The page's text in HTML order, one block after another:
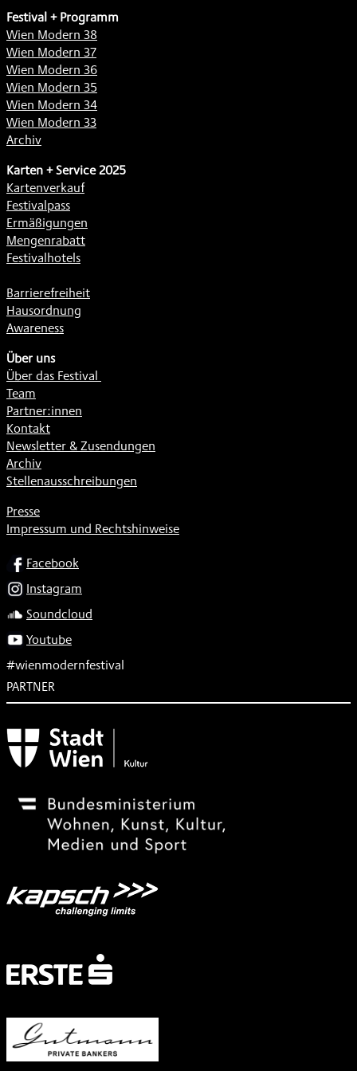
Festival + Programm
Wien Modern 38
Wien Modern 37
Wien Modern 36
Wien Modern 35
Wien Modern 34
Wien Modern 33
Archiv
Karten + Service 2025
Kartenverkauf
Festivalpass
Ermäßigungen
Mengenrabatt
Festivalhotels
Barrierefreiheit
Hausordnung
Awareness
Über uns
Über das Festival
Team
Partner:innen
Kontakt
Newsletter & Zusendungen
Archiv
Stellenausschreibungen
Presse
Impressum und Rechtshinweise
SOCIALFacebook
Instagram
Soundcloud
Youtube
#wienmodernfestival
PARTNER
Subventionsgeber